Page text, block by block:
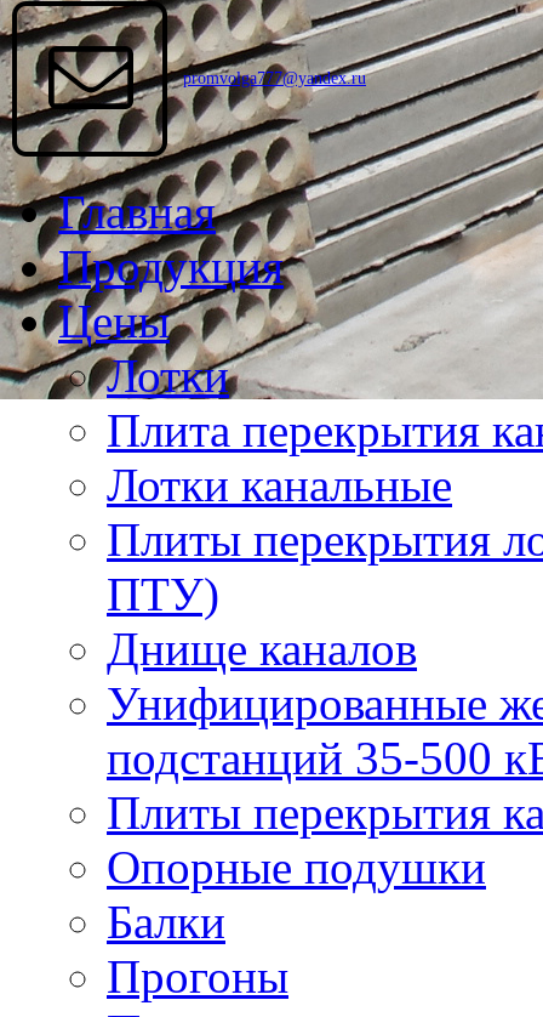
promvolga777@yandex.ru
Главная
Продукция
Цены
Лотки
Плита перекрытия
Лотки канальные
Плиты перекрытия
ПТУ)
Днище каналов
Унифицированные
подстанций 35-500
Плиты перекрытия
Опорные подушки
Балки
Прогоны